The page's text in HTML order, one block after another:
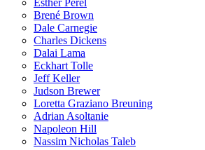
Esther Perel
Brené Brown
Dale Carnegie
Charles Dickens
Dalai Lama
Eckhart Tolle
Jeff Keller
Judson Brewer
Loretta Graziano Breuning
Adrian Asoltanie
Napoleon Hill
Nassim Nicholas Taleb